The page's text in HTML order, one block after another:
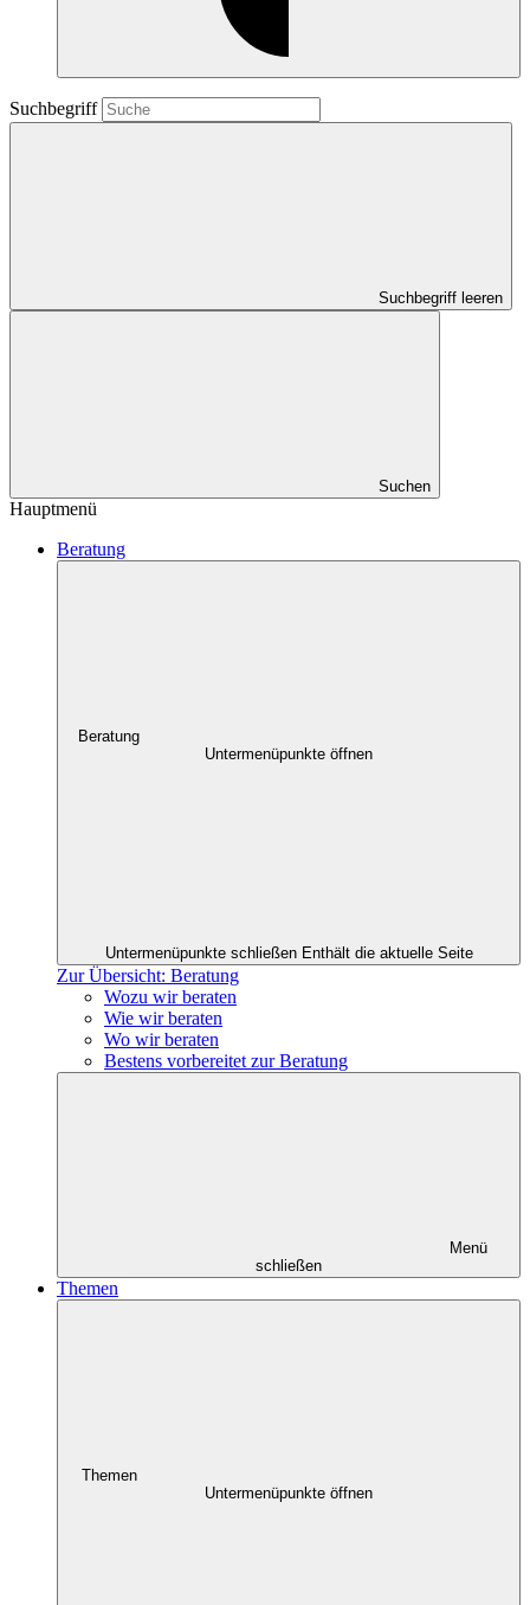
Suchbegriff
Suchbegriff leeren
Suchen
Hauptmenü
Beratung
Beratung
Untermenüpunkte öffnen
Untermenüpunkte schließen Enthält die aktuelle Seite
Zur Übersicht: Beratung
Wozu wir beraten
Wie wir beraten
Wo wir beraten
Bestens vorbereitet zur Beratung
Menü
schließen
Themen
Themen
Untermenüpunkte öffnen